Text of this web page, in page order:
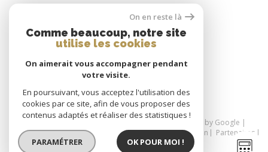
SE CONNECTER
espace propriétaire
© 2026 | Tous droits réservés | Traduction powered by Google |
Nos honoraires
Plan du site Mentions légales Admin
Partenaires
Politique RGPD
Cookies
On en reste là
Comme beaucoup, notre site
utilise les cookies
On aimerait vous accompagner pendant
votre visite.
En poursuivant, vous acceptez l'utilisation des
cookies par ce site, afin de vous proposer des
contenus adaptés et réaliser des statistiques !
PARAMÉTRER OK POUR MOI !